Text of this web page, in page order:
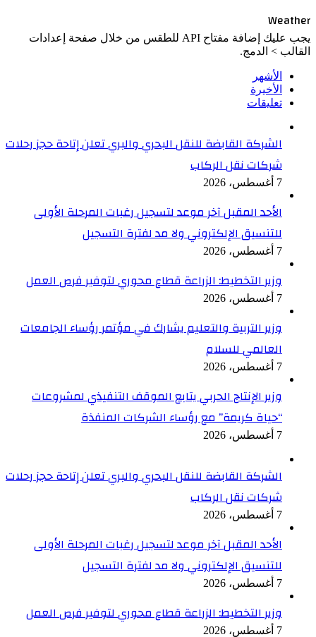
Weather
يجب عليك إضافة مفتاح API للطقس من خلال صفحة إعدادات
القالب > الدمج.
الأشهر
الأخيرة
تعليقات
الشركة القابضة للنقل البحري والبري تعلن إتاحة حجز رحلات
شركات نقل الركاب
7 أغسطس، 2026
الأحد المقبل آخر موعد لتسجيل رغبات المرحلة الأولى
للتنسيق الإلكتروني ولا مد لفترة التسجيل
7 أغسطس، 2026
وزير التخطيط: الزراعة قطاع محوري لتوفير فرص العمل
7 أغسطس، 2026
وزير التربية والتعليم يشارك في مؤتمر رؤساء الجامعات
العالمي للسلام
7 أغسطس، 2026
وزير الإنتاج الحربي يتابع الموقف التنفيذي لمشروعات
“حياة كريمة” مع رؤساء الشركات المنفذة
7 أغسطس، 2026
الشركة القابضة للنقل البحري والبري تعلن إتاحة حجز رحلات
شركات نقل الركاب
7 أغسطس، 2026
الأحد المقبل آخر موعد لتسجيل رغبات المرحلة الأولى
للتنسيق الإلكتروني ولا مد لفترة التسجيل
7 أغسطس، 2026
وزير التخطيط: الزراعة قطاع محوري لتوفير فرص العمل
7 أغسطس، 2026